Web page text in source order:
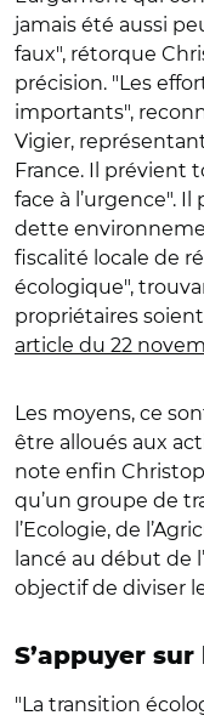
jamais été aussi
faux", rétorque
précision. "Les
importants",
Vigier,
France. Il prévient
face à l’urgence".
dette
fiscalité locale de
écologique",
propriétaires
article du 22
Les moyens, ce
être alloués aux
note enfin
qu’un groupe de
l’Ecologie, de
lancé au début de
objectif de diviser
S’appuyer
"La transition